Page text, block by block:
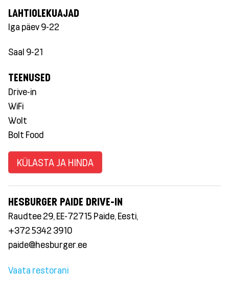
LAHTIOLEKUAJAD
Iga päev 9-22
Saal 9-21
TEENUSED
Drive-in
WiFi
Wolt
Bolt Food
KÜLASTA JA HINDA
HESBURGER PAIDE DRIVE-IN
Raudtee 29, EE-72715 Paide, Eesti,
+372 5342 3910
paide@hesburger.ee
Vaata restorani